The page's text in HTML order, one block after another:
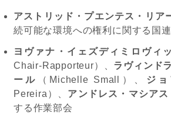
アストリッド・プエンテス・リア
続可能な環境への権利に関する国
ヨヴァナ・イェズディミロヴィ
Chair-Rapporteur）、 ラヴィンド
ール
（ Michelle Small ）、 ジ
Pereira ）、 アンドレス・マシアス
する作業部会